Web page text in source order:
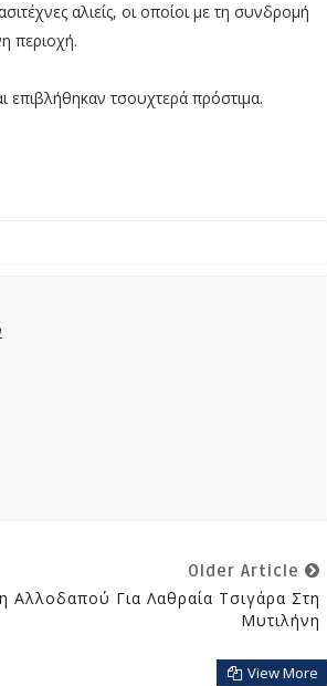
αλιείς, οι οποίοι με τη συνδρομή
περιοχή.
επιβλήθηκαν τσουχτερά πρόστιμα.
Older Article
Αλλοδαπού Για Λαθραία Τσιγάρα Στη
Μυτιλήνη
View More